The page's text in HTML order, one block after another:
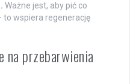
Ważne jest, aby pić co
to wspiera regenerację
na przebarwienia